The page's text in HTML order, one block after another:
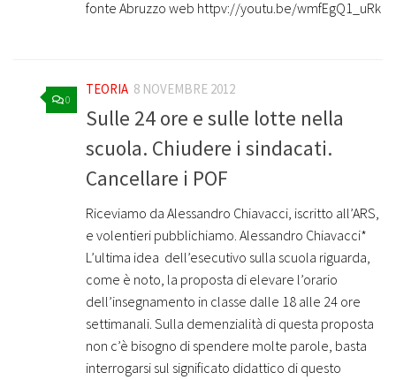
fonte Abruzzo web httpv://youtu.be/wmfEgQ1_uRk
0
TEORIA 8 NOVEMBRE 2012
Sulle 24 ore e sulle lotte nella
scuola. Chiudere i sindacati.
Cancellare i POF
Riceviamo da Alessandro Chiavacci, iscritto all’ARS,
e volentieri pubblichiamo. Alessandro Chiavacci*
L’ultima idea dell’esecutivo sulla scuola riguarda,
come è noto, la proposta di elevare l’orario
dell’insegnamento in classe dalle 18 alle 24 ore
settimanali. Sulla demenzialità di questa proposta
non c’è bisogno di spendere molte parole, basta
interrogarsi sul significato didattico di questo